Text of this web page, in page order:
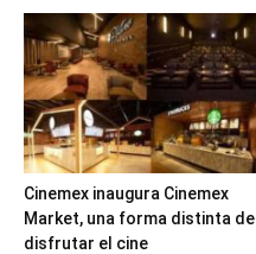
Cinemex inaugura Cinemex
Market, una forma distinta de
disfrutar el cine